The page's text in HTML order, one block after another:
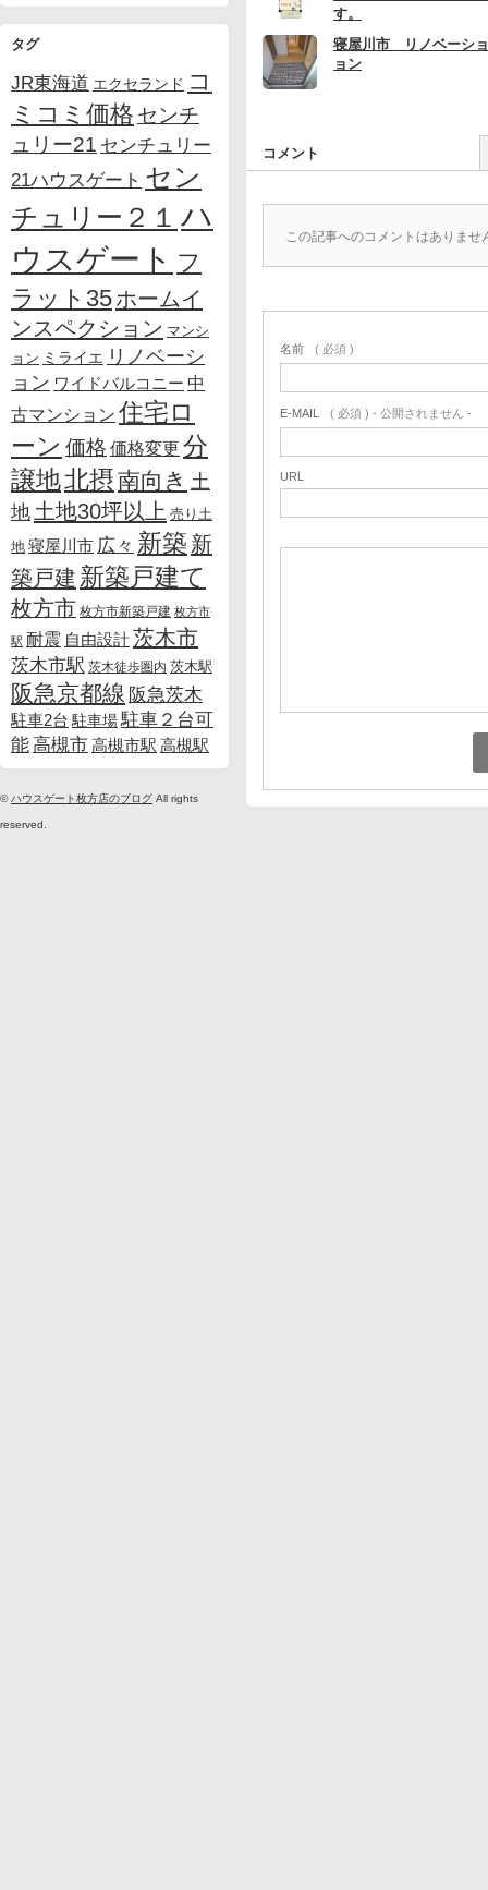
タグ
JR東海道 エクセランド コ
ミコミ価格 センチ
ュリー21 センチュリー
21ハウスゲート セン
チュリー２１ ハ
ウスゲート フ
ラット35ホームイ
ンスペクション マンシ
ョン ミライエ リノベーシ
ョン ワイドバルコニー 中
古マンション 住宅ロ
ーン 価格 価格変更 分
譲地北摂南向き 土
地 土地30坪以上 売り土
地 寝屋川市 広々 新築 新
築戸建 新築戸建て
枚方市 枚方市新築戸建 枚方市
駅 耐震 自由設計茨木市
茨木市駅 茨木徒歩圏内 茨木駅
阪急京都線 阪急茨木
駐車2台 駐車場駐車２台可
能高槻市高槻市駅 高槻駅
©ハウスゲート枚方店のブログ All rights
reserved.
す。
寝屋川市 リノベーシ
ョン
コメント
この記事へのコメントはありませ
名前 ( 必須 )
E-MAIL ( 必須 ) - 公開されません -
URL